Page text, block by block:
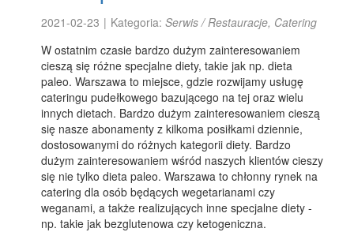
2021-02-23 | Kategoria:Serwis / Restauracje, Catering
W ostatnim czasie bardzo dużym zainteresowaniem
cieszą się różne specjalne diety, takie jak np. dieta
paleo. Warszawa to miejsce, gdzie rozwijamy usługę
cateringu pudełkowego bazującego na tej oraz wielu
innych dietach. Bardzo dużym zainteresowaniem cieszą
się nasze abonamenty z kilkoma posiłkami dziennie,
dostosowanymi do różnych kategorii diety. Bardzo
dużym zainteresowaniem wśród naszych klientów cieszy
się nie tylko dieta paleo. Warszawa to chłonny rynek na
catering dla osób będących wegetarianami czy
weganami, a także realizujących inne specjalne diety -
np. takie jak bezglutenowa czy ketogeniczna.